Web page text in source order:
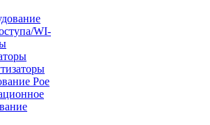
WI-
Poe